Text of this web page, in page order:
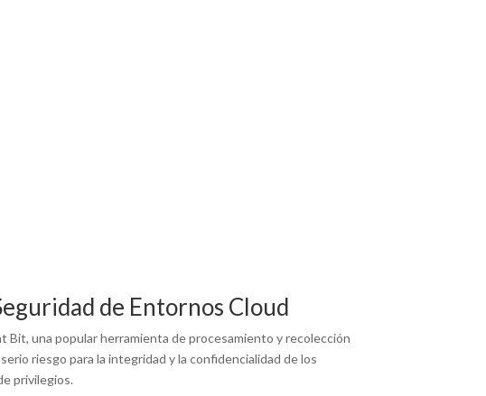
de Entornos Cloud
Bit, una popular herramienta de procesamiento y recolección
riesgo para la integridad y la confidencialidad de los
privilegios.